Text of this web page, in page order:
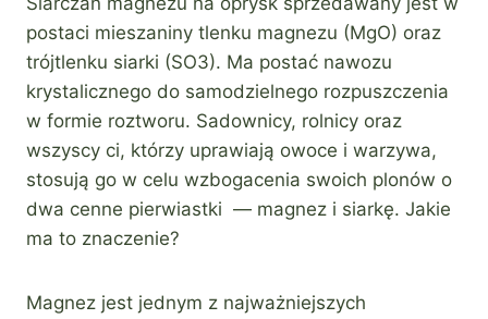
postaci mieszaniny tlenku magnezu (MgO) oraz
trójtlenku siarki (SO3). Ma postać nawozu
krystalicznego do samodzielnego rozpuszczenia
w formie roztworu. Sadownicy, rolnicy oraz
wszyscy ci, którzy uprawiają owoce i warzywa,
stosują go w celu wzbogacenia swoich plonów o
dwa cenne pierwiastki — magnez i siarkę. Jakie
ma to znaczenie?
Magnez jest jednym z najważniejszych